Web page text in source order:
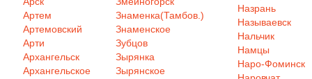
Артем
Артемовский
Арти
Архангельск
Архангельское
Знаменка(Тамбов.)
Знаменское
Зубцов
Зырянка
Зырянское
Назрань
Называевск
Нальчик
Намцы
Наро-Фоминск